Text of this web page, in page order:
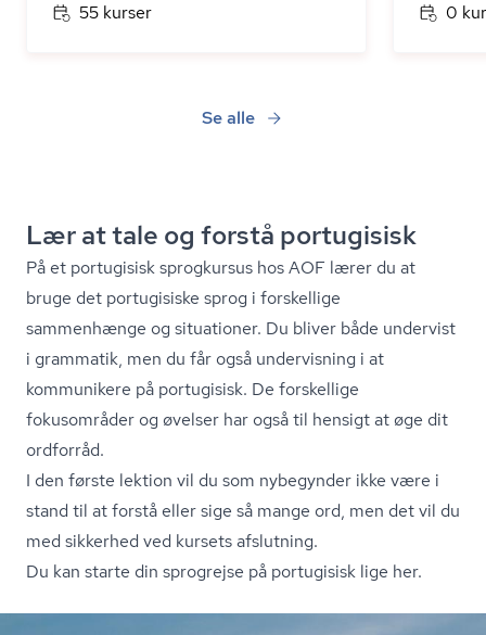
55 kurser 0
Se alle
Lær at tale og forstå portugisisk
På et portugisisk sprogkursus hos AOF lærer du at
bruge det portugisiske sprog i forskellige
sammenhænge og situationer. Du bliver både undervist
i grammatik, men du får også undervisning i at
kommunikere på portugisisk. De forskellige
fokusområder og øvelser har også til hensigt at øge dit
ordforråd.
I den første lektion vil du som nybegynder ikke være i
stand til at forstå eller sige så mange ord, men det vil du
med sikkerhed ved kursets afslutning.
Du kan starte din sprogrejse på portugisisk lige her.